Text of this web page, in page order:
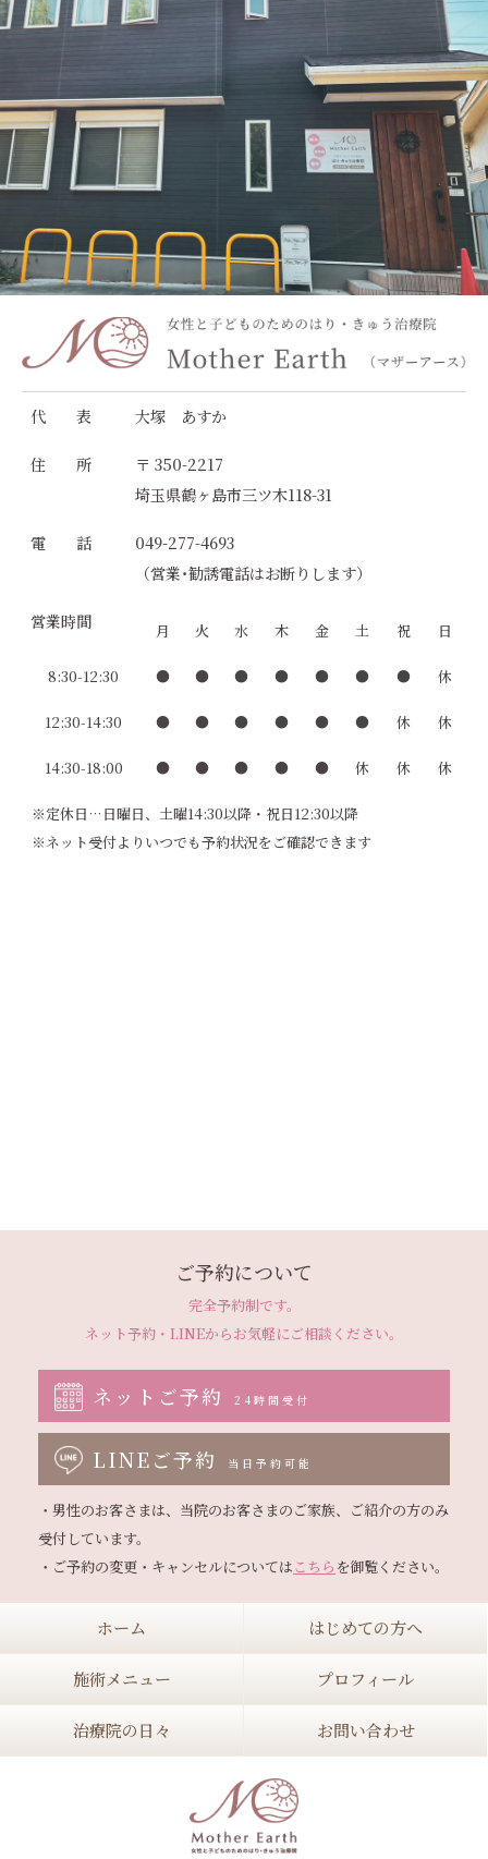
代 表 大塚 あすか
住 所
〒 350-2217
埼玉県鶴ヶ島市三ツ木118-31
電 話
049-277-4693
（営業･勧誘電話はお断りします）
営業時間 月 火 水 木 金 土 祝 日
8:30-12:30 ● ● ● ● ● ● ● 休
12:30-14:30 ● ● ● ● ● ● 休 休
14:30-18:00 ● ● ● ● ● 休 休 休
※定休日…日曜日、土曜14:30以降・祝日12:30以降
※ネット受付よりいつでも予約状況をご確認できます
ご予約について
完全予約制です。
ネット予約・LINEからお気軽にご相談ください。
ネットご予約 24時間受付
LINEご予約 当日予約可能
・男性のお客さまは、当院のお客さまのご家族、ご紹介の方のみ
受付しています。
・ご予約の変更・キャンセルについてはこちら
ホーム はじめての方へ
施術メニュー プロフィール
治療院の日々 お問い合わせ